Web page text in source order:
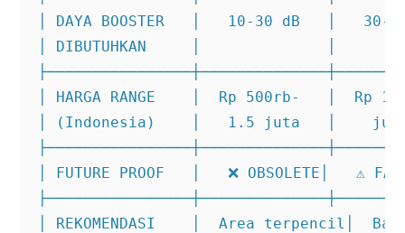
│ DAYA BOOSTER   │   10-30 dB   │
│ DIBUTUHKAN     │
│ HARGA RANGE    │  Rp 500rb-   │
│ (Indonesia)    │   1.5 juta   │
│ FUTURE PROOF   │   ❌ OBSOLETE│   ⚠️
│ REKOMENDASI    │  Area terpencil│